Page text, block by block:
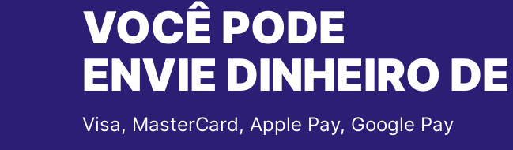
VOCÊ PODE
ENVIE DINHEIRO DE
Visa, MasterCard, Apple Pay, Google Pay